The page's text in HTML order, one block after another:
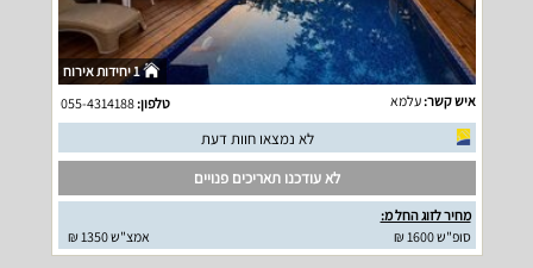
1 יחידות אירוח
איש קשר:עלמא טלפון:055-4314188
לא נמצאו חוות דעת
לא עודכנו תאריכים פנויים
מחיר לזוג החל מ:
סופ"ש 1600 ₪
אמצ"ש 1350 ₪